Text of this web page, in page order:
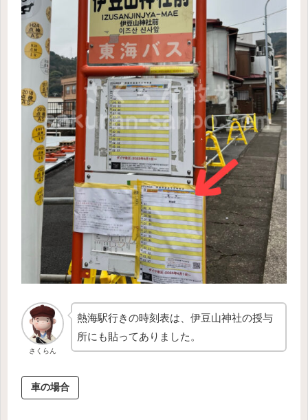
さくらん
熱海駅行きの時刻表は、伊豆山神社の授与
所にも貼ってありました。
車の場合